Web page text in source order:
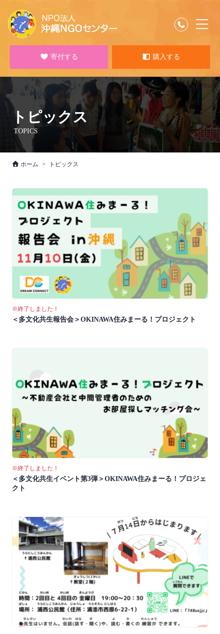
寄付する 購入する
トピックス
TOPICS
ホーム トピックス
※終了しました！
＜多文化共生報告会＞OKINAWA住みまーる！プロジェクト
※終了しました！
＜多文化共生イベント第3弾＞OKINAWA住みまーる！プロジェ
クト